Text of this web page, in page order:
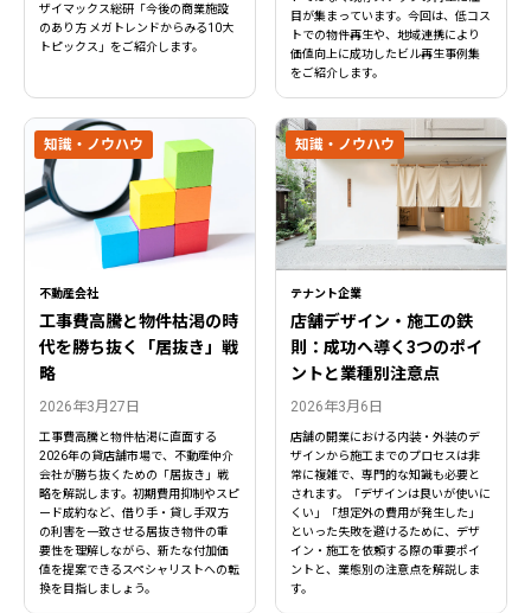
ザイマックス総研「今後の商業施設
のあり方 メガトレンドからみる10大
トピックス」をご紹介します。
目が集まっています。今回は、低コス
トでの物件再生や、地域連携により
価値向上に成功したビル再生事例集
をご紹介します。
不動産会社
工事費高騰と物件枯渇の時
代を勝ち抜く「居抜き」戦
略
2026年3月27日
工事費高騰と物件枯渇に直面する
2026年の貸店舗市場で、不動産仲介
会社が勝ち抜くための「居抜き」戦
略を解説します。初期費用抑制やスピ
ード成約など、借り手・貸し手双方
の利害を一致させる居抜き物件の重
要性を理解しながら、新たな付加価
値を提案できるスペシャリストへの転
換を目指しましょう。
知識・ノウハウ
テナント企業
店舗デザイン・施工の鉄
則：成功へ導く3つのポイ
ントと業種別注意点
2026年3月6日
店舗の開業における内装・外装のデ
ザインから施工までのプロセスは非
常に複雑で、専門的な知識も必要と
されます。「デザインは良いが使いに
くい」「想定外の費用が発生した」
といった失敗を避けるために、デザ
イン・施工を依頼する際の重要ポイ
ントと、業態別の注意点を解説しま
す。
知識・ノウハウ